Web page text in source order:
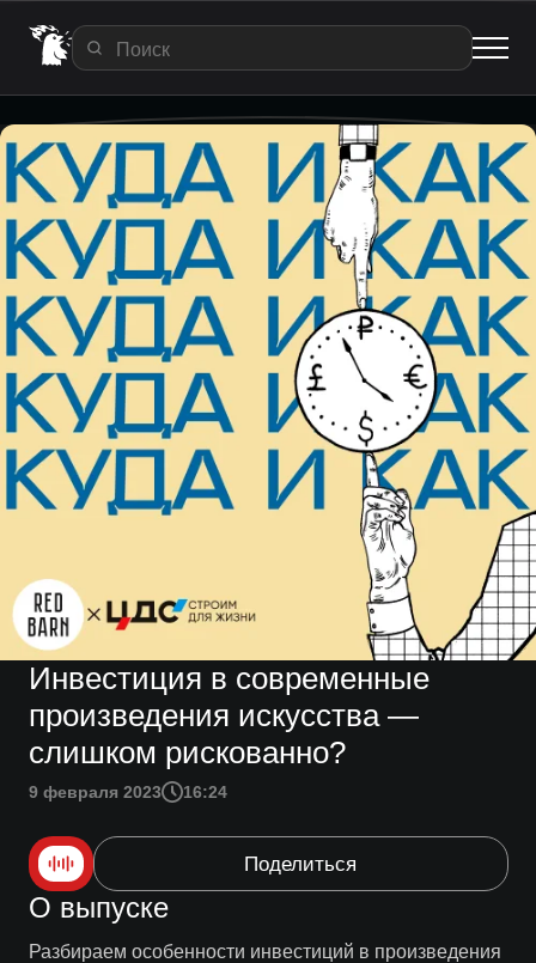
Инвестиция в современные
произведения искусства —
слишком рискованно?
9 февраля 2023 16:24
Поделиться
О выпуске
Разбираем особенности инвестиций в произведения